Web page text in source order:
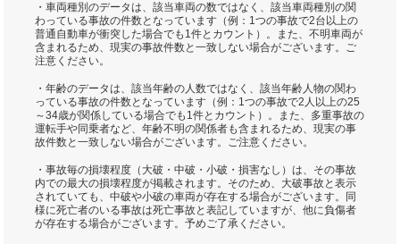
・車両種別のデータは、該当車両の数ではなく、該当車両種別の関
わっている事故の件数となっています（例：1つの事故で2台以上の
普通自動車が衝突した場合でも1件とカウント）。また、不明車両が
含まれるため、現実の事故件数と一致しない場合がございます。ご
注意ください。
・年齢のデータは、該当年齢の人数ではなく、該当年齢人物の関わ
っている事故の件数となっています（例：1つの事故で2人以上の25
～34歳が関係している場合でも1件とカウント）。また、多重事故の
運転手や同乗者など、年齢不明の関係者も含まれるため、現実の事
故件数と一致しない場合がございます。ご注意ください。
・事故毎の損壊程度（大破・中破・小破・損害なし）は、その事故
内での最大の損壊程度が掲載されます。そのため、大破事故と表示
されていても、中破や小破の車両が存在する場合がございます。同
様に死亡者のいる事故は死亡事故と表記していますが、他に負傷者
が存在する場合がございます。予めご了承ください。